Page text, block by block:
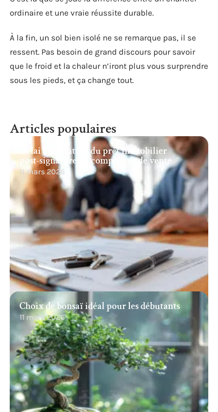
ordinaire et une vraie réussite durable.
À la fin, un sol bien isolé ne se remarque pas, il se
ressent. Pas besoin de grand discours pour savoir
que le froid et la chaleur n’iront plus vous surprendre
sous les pieds, et ça change tout.
Articles populaires
Délai d’obtention du prêt immobilier
post-signature du compromis de vente
11 mars 2026
Choix de bonsaï idéal pour les débutants
11 mars 2026